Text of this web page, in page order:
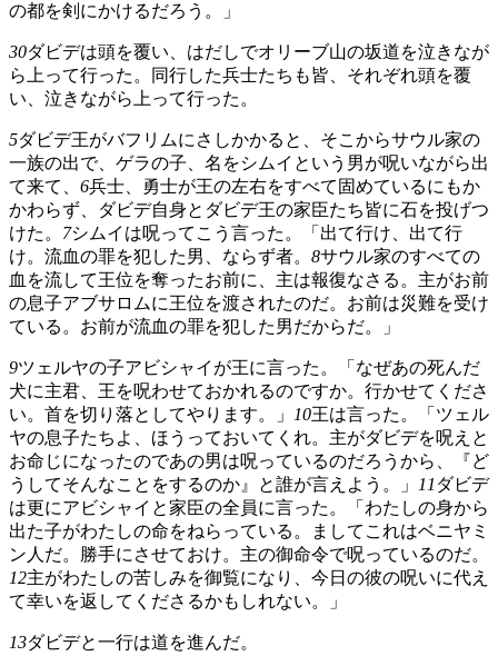
の都を剣にかけるだろう。」
30ダビデは頭を覆い、はだしでオリーブ山の坂道を泣きなが
ら上って行った。同行した兵士たちも皆、それぞれ頭を覆
い、泣きながら上って行った。
5ダビデ王がバフリムにさしかかると、そこからサウル家の
一族の出で、ゲラの子、名をシムイという男が呪いながら出
て来て、 6兵士、勇士が王の左右をすべて固めているにもか
かわらず、ダビデ自身とダビデ王の家臣たち皆に石を投げつ
けた。 7シムイは呪ってこう言った。「出て行け、出て行
け。流血の罪を犯した男、ならず者。 8サウル家のすべての
血を流して王位を奪ったお前に、主は報復なさる。主がお前
の息子アブサロムに王位を渡されたのだ。お前は災難を受け
ている。お前が流血の罪を犯した男だからだ。」
9ツェルヤの子アビシャイが王に言った。「なぜあの死んだ
犬に主君、王を呪わせておかれるのですか。行かせてくださ
い。首を切り落としてやります。」
10王は言った。「ツェル
ヤの息子たちよ、ほうっておいてくれ。主がダビデを呪えと
お命じになったのであの男は呪っているのだろうから、『ど
うしてそんなことをするのか』と誰が言えよう。」
11 ダビデ
は更にアビシャイと家臣の全員に言った。「わたしの身から
出た子がわたしの命をねらっている。ましてこれはベニヤミ
ン人だ。勝手にさせておけ。主の御命令で呪っているのだ。
12主がわたしの苦しみを御覧になり、今日の彼の呪いに代え
て幸いを返してくださるかもしれない。」
13ダビデと一行は道を進んだ。